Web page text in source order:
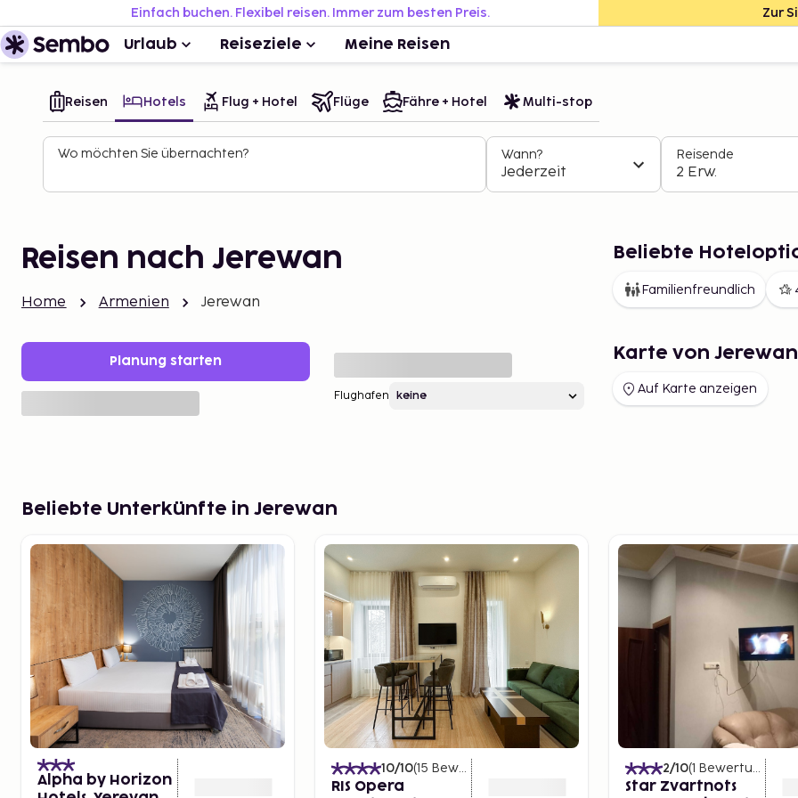
Einfach buchen. Flexibel reisen. Immer zum besten Preis. Zur
Urlaub Reiseziele Meine Reisen
Reisen Hotels Flug + Hotel Flüge Fähre + Hotel Multi-stop
Wo möchten Sie übernachten? Wann?
Jederzeit
Reisende
2 Erw.
Reisen nach Jerewan
Home Armenien Jerewan
Planung starten
Flughafen
Beliebte
Familienfreundlich
Karte von Jerewan
Auf Karte anzeigen
Beliebte Unterkünfte in Jerewan
Alpha by Horizon
10/10(15 Bewertungen
RIS Opera
2/10(1 Bewertungen
Star Zvartnots